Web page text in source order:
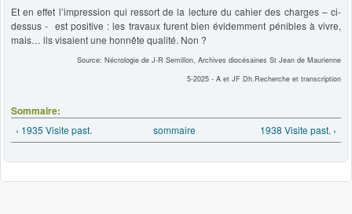
Et en effet l’impression qui ressort de la lecture du cahier des charges – ci-
dessus - est positive : les travaux furent bien évidemment pénibles à vivre,
mais… ils visaient une honnête qualité. Non ?
Source: Nécrologie de J-R Semillon, Archives diocésaines St Jean de Maurienne
5-2025 - A et JF Dh.Recherche et transcription
Sommaire:
‹ 1935 Visite past. sommaire 1938 Visite past. ›